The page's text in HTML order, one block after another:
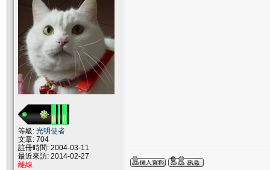
等級: 光明使者
文章: 704
註冊時間: 2004-03-11
最近來訪: 2014-02-27
離線